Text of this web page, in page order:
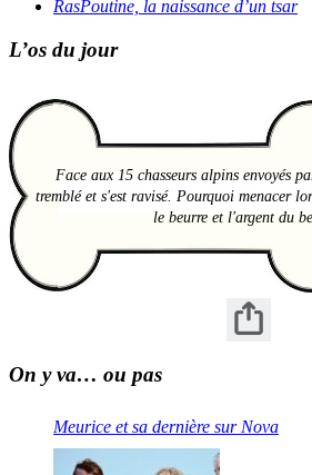
RasPoutine, la naissance d’un tsar
L’os du jour
Face aux 15 chasseurs alpins envoyés
tremblé et s'est ravisé. Pourquoi menacer
le beurre et l'argent du
On y va… ou pas
Meurice et sa dernière sur Nova